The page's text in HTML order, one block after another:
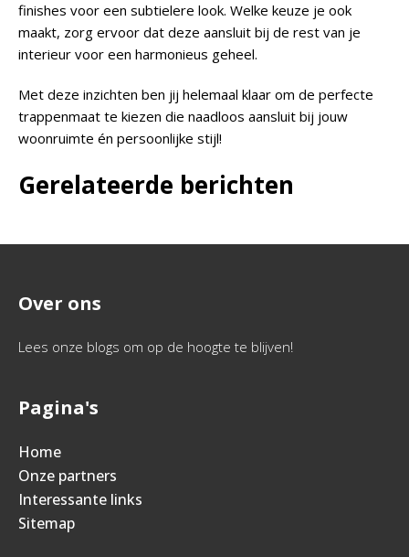
finishes voor een subtielere look. Welke keuze je ook
maakt, zorg ervoor dat deze aansluit bij de rest van je
interieur voor een harmonieus geheel.
Met deze inzichten ben jij helemaal klaar om de perfecte
trappenmaat te kiezen die naadloos aansluit bij jouw
woonruimte én persoonlijke stijl!
Gerelateerde berichten
Over ons
Lees onze blogs om op de hoogte te blijven!
Pagina's
Home
Onze partners
Interessante links
Sitemap